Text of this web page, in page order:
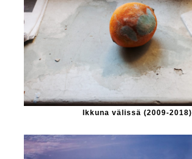
Ikkuna välissä (2009-2018)